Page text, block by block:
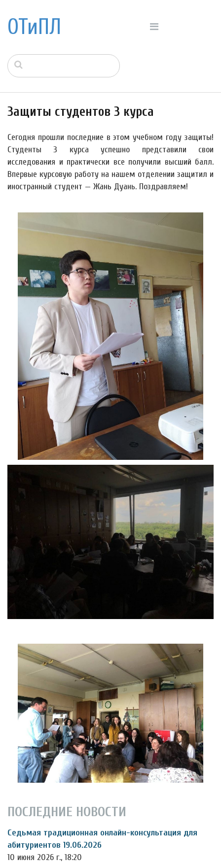
ОТиПЛ
Защиты студентов 3 курса
Сегодня прошли последние в этом учебном году защиты!
Студенты 3 курса успешно представили свои
исследования и практически все получили высший балл.
Впервые курсовую работу на нашем отделении защитил и
иностранный студент — Жань Дуань. Поздравляем!
ПОСЛЕДНИЕ НОВОСТИ
Седьмая традиционная онлайн-консультация для
абитуриентов 19.06.2026
10 июня 2026 г., 18:20